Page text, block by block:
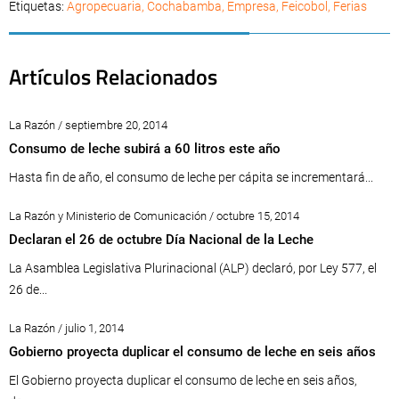
Etiquetas: Agropecuaria, Cochabamba, Empresa, Feicobol , Ferias
Artículos Relacionados
La Razón / septiembre 20, 2014
Consumo de leche subirá a 60 litros este año
Hasta fin de año, el consumo de leche per cápita se incrementará...
La Razón y Ministerio de Comunicación / octubre 15, 2014
Declaran el 26 de octubre Día Nacional de la Leche
La Asamblea Legislativa Plurinacional (ALP) declaró, por Ley 577, el
26 de...
La Razón / julio 1, 2014
Gobierno proyecta duplicar el consumo de leche en seis años
El Gobierno proyecta duplicar el consumo de leche en seis años,